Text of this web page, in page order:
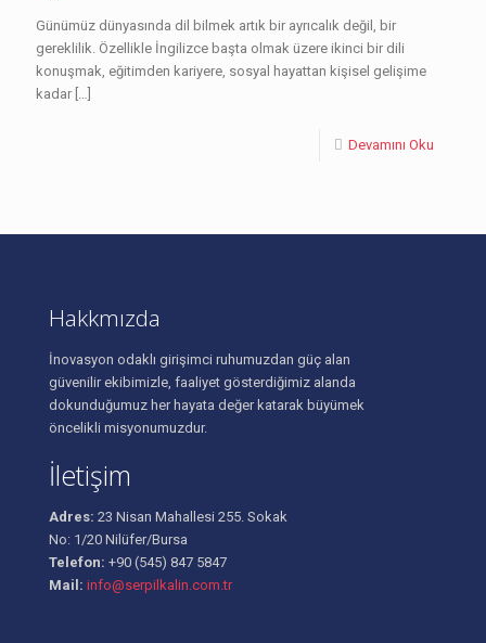
Günümüz dünyasında dil bilmek artık bir ayrıcalık değil, bir
gereklilik. Özellikle İngilizce başta olmak üzere ikinci bir dili
konuşmak, eğitimden kariyere, sosyal hayattan kişisel gelişime
kadar […]
Devamını Oku
Hakkmızda
İnovasyon odaklı girişimci ruhumuzdan güç alan
güvenilir ekibimizle, faaliyet gösterdiğimiz alanda
dokunduğumuz her hayata değer katarak büyümek
öncelikli misyonumuzdur.
İletişim
Adres: 23 Nisan Mahallesi 255. Sokak
No: 1/20 Nilüfer/Bursa
Telefon: +90 (545) 847 5847
Mail: info@serpilkalin.com.tr